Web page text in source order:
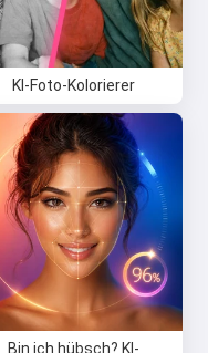
KI-Foto-Kolorierer
Bin ich hübsch? KI-